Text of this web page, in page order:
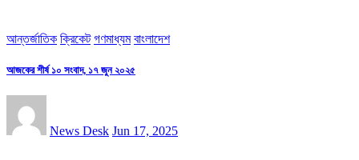
আন্তর্জাতিক ক্রিকেট গণমাধ্যম বাংলাদেশ
আজকের শীর্ষ ১০ সংবাদ, ১৭ জুন ২০২৫
News Desk Jun 17, 2025